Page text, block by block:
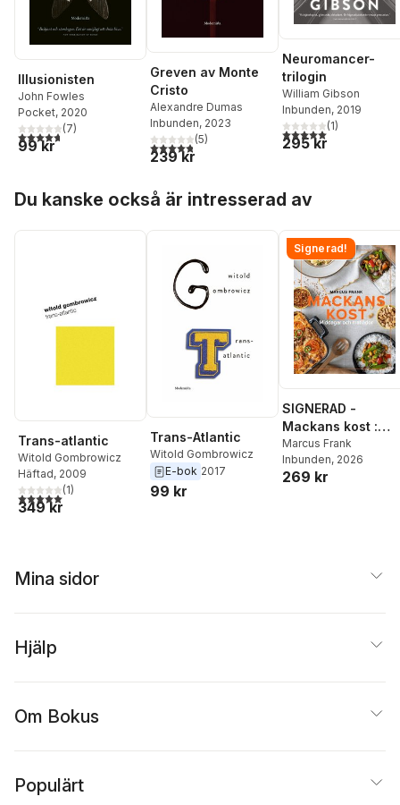
Illusionisten
John Fowles
Pocket, 2020
4,7utav 5 stjärnor. Totalt antal röster:
(7)
99 kr
Greven av Monte
Cristo
Alexandre Dumas
Inbunden, 2023
4,8utav 5 stjärnor. Totalt antal röster:
(5)
239 kr
Neuromancer-
trilogin
William Gibson
Inbunden, 2019
5,0utav 5 stjärnor.
(1)
295 kr
Du kanske också är intresserad av
Trans-atlantic
Witold Gombrowicz
Häftad, 2009
5,0utav 5 stjärnor. Totalt antal röster:
(1)
349 kr
Trans-Atlantic
Witold Gombrowicz
E-bok 2017
99 kr
Signerad!
SIGNERAD -
Mackans kost :
Middagar och
matlådor
Marcus Frank
Inbunden, 2026
269 kr
Mina sidor
Hjälp
Om Bokus
Populärt